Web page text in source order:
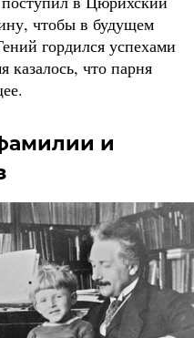
чтобы в будущем
гордился успехами
казалось, что парня
и